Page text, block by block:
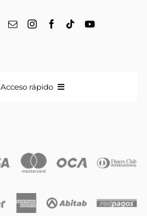
Acceso rápido
Iniciales